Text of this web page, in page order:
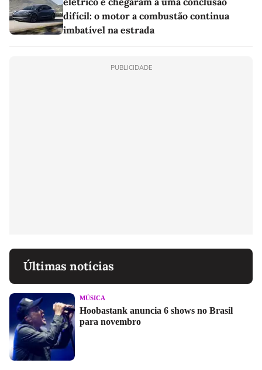
difícil: o motor a combustão continua
imbatível na estrada
PUBLICIDADE
Últimas notícias
MÚSICA
Hoobastank anuncia 6 shows no Brasil
para novembro